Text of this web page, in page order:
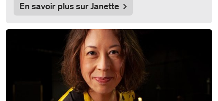
En savoir plus sur Janette